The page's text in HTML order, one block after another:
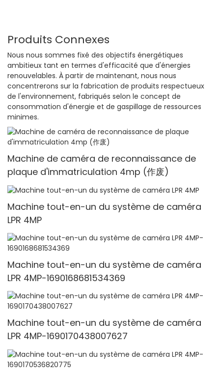
Produits Connexes
Nous nous sommes fixé des objectifs énergétiques
ambitieux tant en termes d'efficacité que d'énergies
renouvelables. À partir de maintenant, nous nous
concentrerons sur la fabrication de produits respectueux
de l'environnement, fabriqués selon le concept de
consommation d'énergie et de gaspillage de ressources
minimes.
Machine de caméra de reconnaissance de
plaque d'immatriculation 4mp (作废)
Machine tout-en-un du système de caméra
LPR 4MP
Machine tout-en-un du système de caméra
LPR 4MP-1690168681534369
Machine tout-en-un du système de caméra
LPR 4MP-1690170438007627